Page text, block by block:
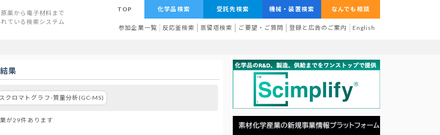
薬から電子材料まで
ている検索システム
TOP 化学品検索 受託先検索 機械・装置検索 なんでも相談
参加企業一覧 反応釜検索 蒸留塔検索 ご要望・ご質問 登録と広告のご案内 English
果
クロマトグラフ-質量分析(GC-MS)
が29件あります